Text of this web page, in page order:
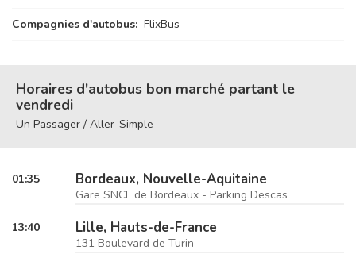
Compagnies d'autobus: FlixBus
Horaires d'autobus bon marché partant le
vendredi
Un Passager / Aller-Simple
01:35 Bordeaux, Nouvelle-Aquitaine
Gare SNCF de Bordeaux - Parking Descas
13:40 Lille, Hauts-de-France
131 Boulevard de Turin